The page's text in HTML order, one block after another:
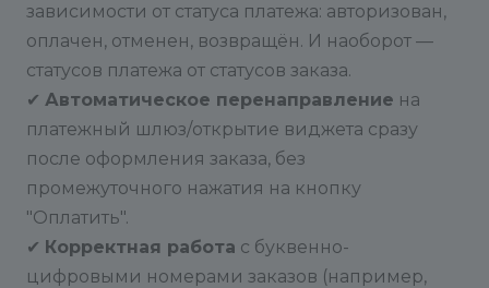
зависимости от статуса платежа: авторизован,
оплачен, отменен, возвращён. И наоборот —
статусов платежа от статусов заказа.
✔ Автоматическое перенаправление на
платежный шлюз/открытие виджета сразу
после оформления заказа, без
промежуточного нажатия на кнопку
"Оплатить".
✔ Корректная работа с буквенно-
цифровыми номерами заказов (например,